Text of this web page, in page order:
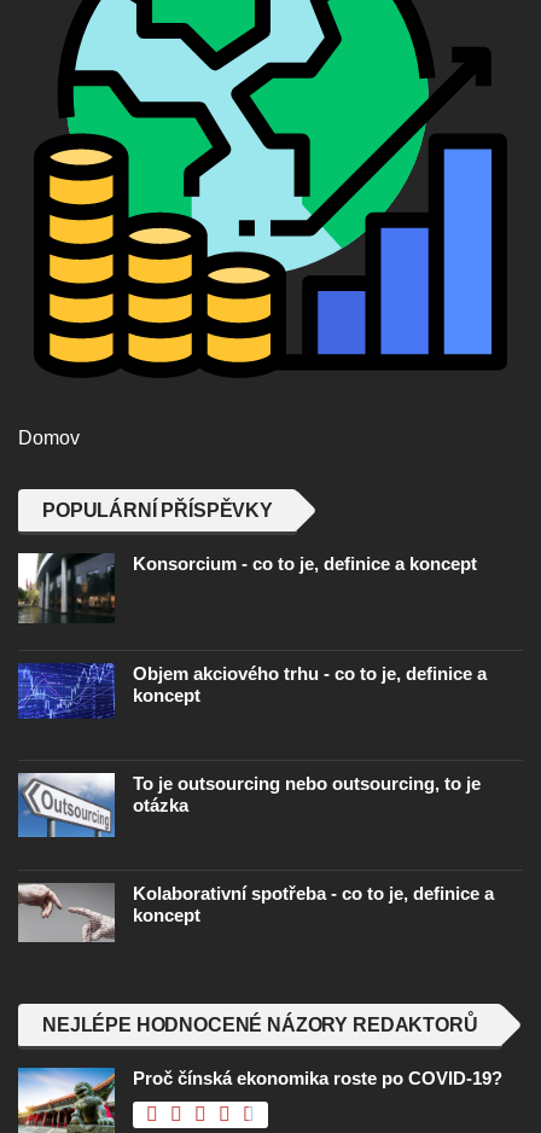
Domov
POPULÁRNÍ PŘÍSPĚVKY
Konsorcium - co to je, definice a koncept
Objem akciového trhu - co to je, definice a
koncept
To je outsourcing nebo outsourcing, to je
otázka
Kolaborativní spotřeba - co to je, definice a
koncept
NEJLÉPE HODNOCENÉ NÁZORY REDAKTORŮ
Proč čínská ekonomika roste po COVID-19?